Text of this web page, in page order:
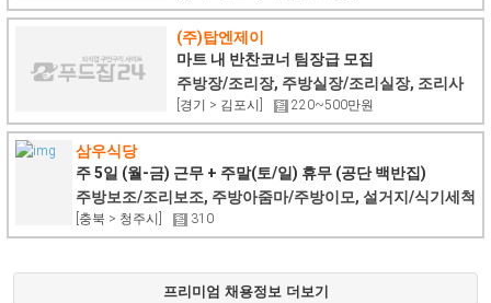
(주)탑엔제이
마트 내 반찬코너 팀장급 모집
주방장/조리장, 주방실장/조리실장, 조리사
[경기 > 김포시] 220~500만원
삼우식당
주 5일 (월-금) 근무 + 주말(토/일) 휴무 (공단 백반집)
주방보조/조리보조, 주방아줌마/주방이모, 설거지/식기세척
[충북 > 청주시] 310
프리미엄 채용정보 더보기